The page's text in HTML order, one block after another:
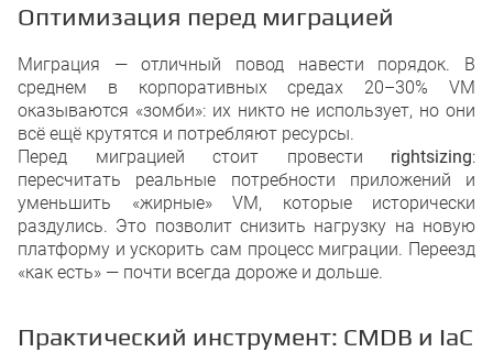
Оптимизация перед миграцией
Миграция — отличный повод навести порядок. В
среднем в корпоративных средах 20–30% VM
оказываются «зомби»: их никто не использует, но они
всё ещё крутятся и потребляют ресурсы.
Перед миграцией стоит провести rightsizing:
пересчитать реальные потребности приложений и
уменьшить «жирные» VM, которые исторически
раздулись. Это позволит снизить нагрузку на новую
платформу и ускорить сам процесс миграции. Переезд
«как есть» — почти всегда дороже и дольше.
Практический инструмент: CMDB и IaC